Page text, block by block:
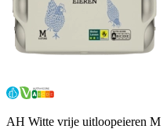
AH Witte vrije uitloopeieren M